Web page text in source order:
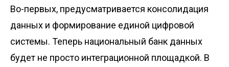
Во-первых, предусматривается консолидация
данных и формирование единой цифровой
системы. Теперь национальный банк данных
будет не просто интеграционной площадкой. В